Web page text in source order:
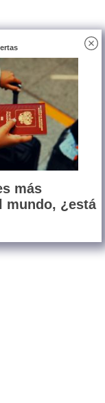
más
mundo, ¿está